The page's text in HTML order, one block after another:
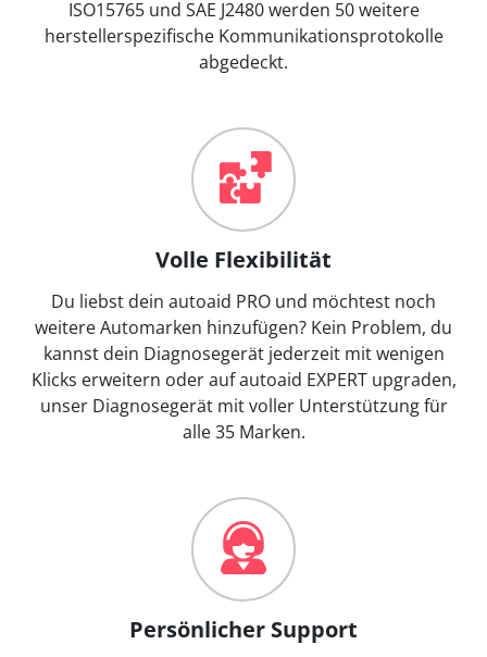
ISO15765 und SAE J2480 werden 50 weitere
herstellerspezifische Kommunikationsprotokolle
abgedeckt.
Volle Flexibilität
Du liebst dein autoaid PRO und möchtest noch
weitere Automarken hinzufügen? Kein Problem, du
kannst dein Diagnosegerät jederzeit mit wenigen
Klicks erweitern oder auf autoaid EXPERT upgraden,
unser Diagnosegerät mit voller Unterstützung für
alle 35 Marken.
Persönlicher Support